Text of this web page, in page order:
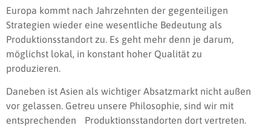
Europa kommt nach Jahrzehnten der gegenteiligen
Strategien wieder eine wesentliche Bedeutung als
Produktionsstandort zu. Es geht mehr denn je darum,
möglichst lokal, in konstant hoher Qualität zu
produzieren.
Daneben ist Asien als wichtiger Absatzmarkt nicht außen
vor gelassen. Getreu unsere Philosophie, sind wir mit
entsprechenden Produktionsstandorten dort vertreten.